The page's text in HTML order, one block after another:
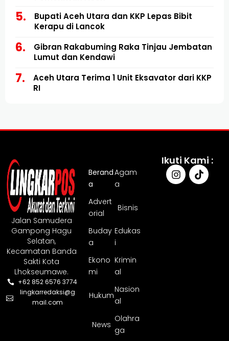
Bupati Aceh Utara dan KKP Lepas Bibit
Kerapu di Lancok
Gibran Rakabuming Raka Tinjau Jembatan
Lumut dan Kendawi
Aceh Utara Terima 1 Unit Eksavator dari KKP
RI
Jalan Samudera
Gampong Hagu
Selatan,
Kecamatan Banda
Sakti Kota
Lhokseumawe.
+62 852 6576 3774
lingkarredaksi@g
mail.com
Berand
a
Agam
a
Advert
orial
Bisnis
Buday
a
Edukas
i
Ekono
mi
Krimin
al
Hukum
Nasion
al
News
Olahra
ga
Ikuti Kami :